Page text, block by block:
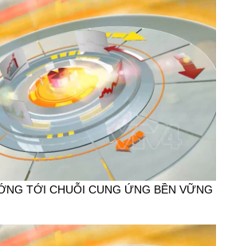
TỚI CHUỖI CUNG ỨNG BỀN VỮNG